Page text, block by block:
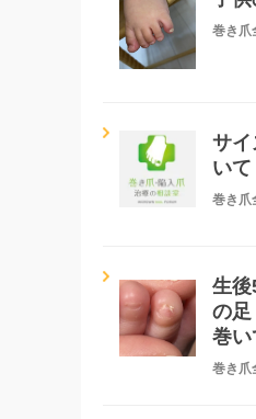
巻き爪
サイ
いて
巻き爪
生
の
巻い
巻き爪